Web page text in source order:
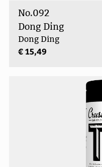
No.092
Dong Ding
Dong Ding
€ 15,49